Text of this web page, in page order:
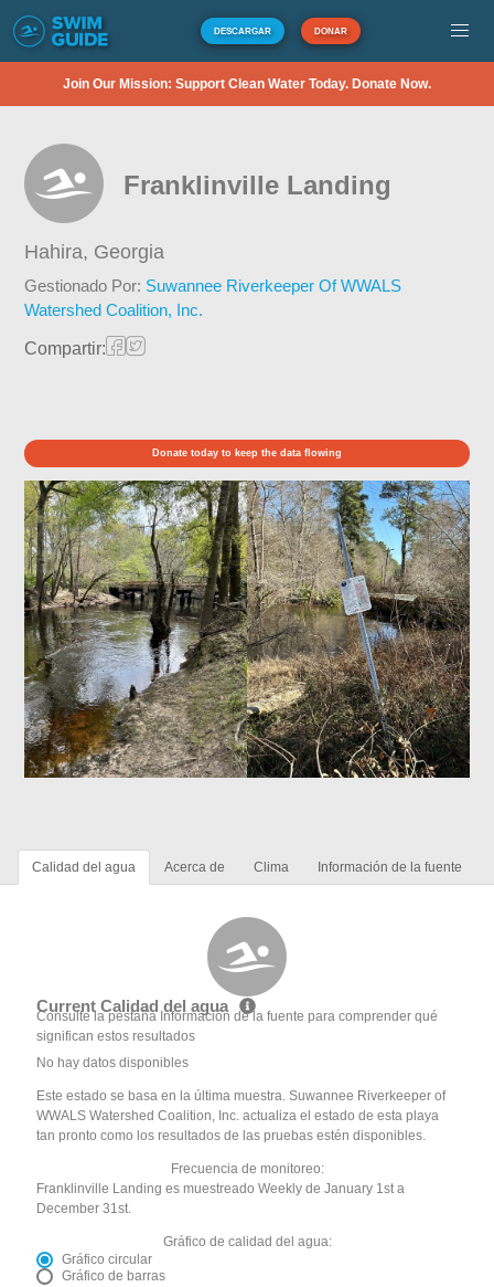
DESCARGAR DONAR
Join Our Mission: Support Clean Water Today. Donate Now.
Franklinville Landing
Hahira, Georgia
Gestionado Por: Suwannee Riverkeeper Of WWALS
Watershed Coalition, Inc.
Compartir:
Donate today to keep the data flowing
Calidad del agua Acerca de Clima Información de la fuente
Current Calidad del agua
Consulte la pestaña Información de la fuente para comprender qué
significan estos resultados
No hay datos disponibles
Este estado se basa en la última muestra. Suwannee Riverkeeper of
WWALS Watershed Coalition, Inc. actualiza el estado de esta playa
tan pronto como los resultados de las pruebas estén disponibles.
Frecuencia de monitoreo:
Franklinville Landing es muestreado Weekly de January 1st a
December 31st.
Gráfico de calidad del agua:
Gráfico circular
Gráfico de barras